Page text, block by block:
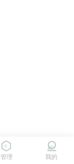
管理 我的